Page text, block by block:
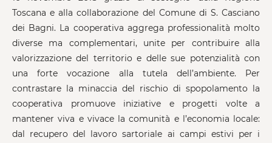
Toscana e alla collaborazione del Comune di S. Casciano
dei Bagni. La cooperativa aggrega professionalità molto
diverse ma complementari, unite per contribuire alla
valorizzazione del territorio e delle sue potenzialità con
una forte vocazione alla tutela dell’ambiente. Per
contrastare la minaccia del rischio di spopolamento la
cooperativa promuove iniziative e progetti volte a
mantener viva e vivace la comunità e l’economia locale:
dal recupero del lavoro sartoriale ai campi estivi per i